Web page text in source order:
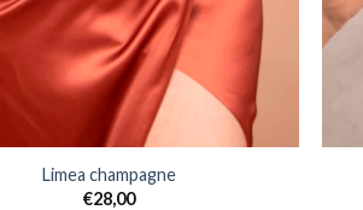
Limea champagne
€28,00